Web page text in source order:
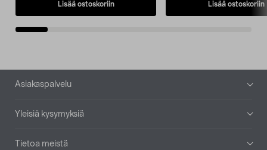
Lisää ostoskoriin Lisää ostoskoriin
Alatunniste
Asiakaspalvelu
Yleisiä kysymyksiä
Tietoa meistä